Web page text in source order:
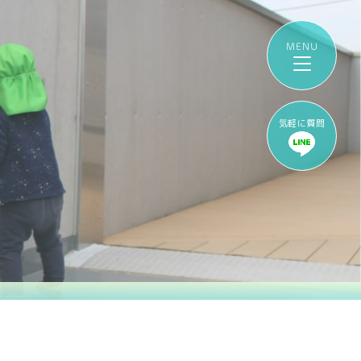
気軽に質問